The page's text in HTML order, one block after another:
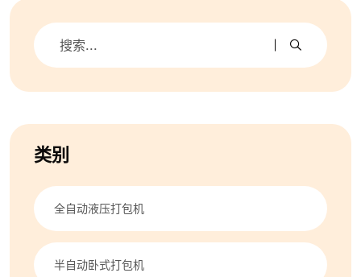
类别
全自动液压打包机
半自动卧式打包机